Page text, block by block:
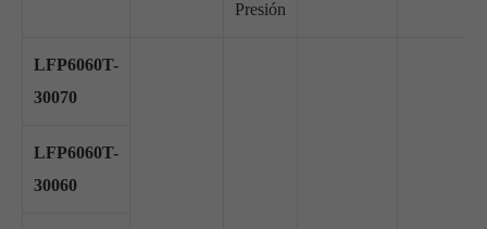
Presión
LFP6060T-
30070
LFP6060T-
30060